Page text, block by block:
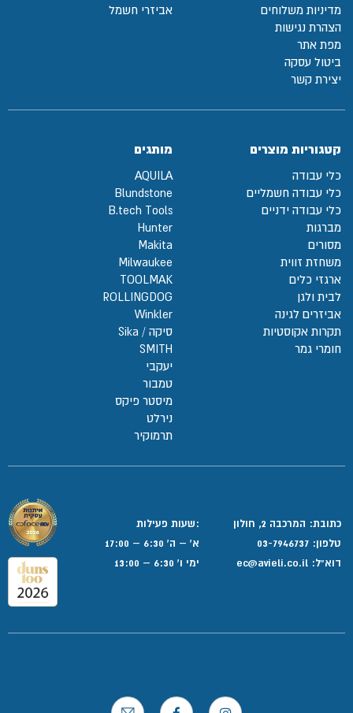
מדיניות משלוחים
הצהרת נגישות
מפת אתר
ביטול עסקה
יצירת קשר
אביזרי חשמל
קטגוריות מוצרים
כלי עבודה
כלי עבודה חשמליים
כלי עבודה ידניים
מברגות
מסורים
משחזת זווית
ארגזי כלים
לבית ולגן
אביזרים לגינה
תקרות אקוסטיות
חומרי גמר
מותגים
AQUILA
Blundstone
B.tech Tools
Hunter
Makita
Milwaukee
TOOLMAK
ROLLINGDOG
Winkler
סיקה / Sika
SMITH
יעקבי
טמבור
מיסטר פיקס
נירלט
תרמוקיר
כתובת: המרכבה 2, חולון
טלפון: 03-7946737
דוא”ל:
:שעות פעילות
א' – ה' 6:30 – 17:00
ימי ו' 6:30 – 13:00